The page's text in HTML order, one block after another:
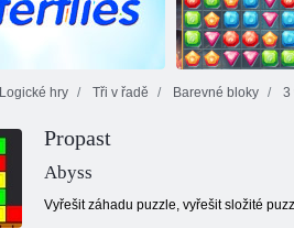
Poklady
mystického
moře
Logické hry Tři v řadě Barevné bloky 3
Propast
Abyss
Vyřešit záhadu puzzle, vyřešit složité